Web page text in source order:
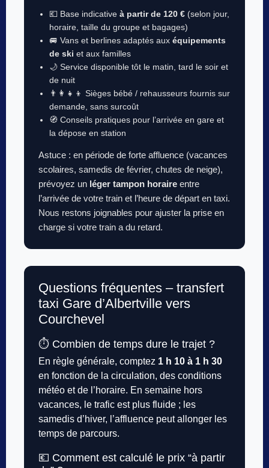
💶 Base indicative à partir de 120 € (selon jour,
horaire, taille du groupe et bagages)
🚐 Vans et berlines adaptés aux équipements
de ski et aux familles
🌙 Service disponible tôt le matin, tard le soir et
de nuit
👨‍👩‍👧‍👦 Sièges bébé / rehausseurs fournis sur
demande, sans surcoût
🧭 Conseils pratiques pour l’arrivée en gare et
la dépose en station
Astuce : en période de forte affluence (vacances
scolaires, samedis de février, chutes de neige),
prévoyez un léger tampon horaire entre
l’arrivée de votre train et l’heure de départ en taxi.
Nous restons joignables pour ajuster la prise en
charge si votre train a du retard.
Questions fréquentes – transfert
taxi Gare d’Albertville vers
Courchevel
⏱️ Combien de temps dure le trajet ?
En règle générale, comptez 1 h 10 à 1 h 30
en fonction de la circulation, des conditions
météo et de l’horaire. En semaine hors
vacances, le trafic est plus fluide ; les
samedis d’hiver, l’affluence peut allonger les
temps de parcours.
💶 Comment est calculé le prix “à partir